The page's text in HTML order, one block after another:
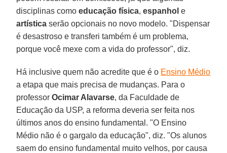
disciplinas comoeducação física,espanhol e
artística serão opcionais no novo modelo. "Dispensar
é desastroso e transferi também é um problema,
porque você mexe com a vida do professor", diz.
Há inclusive quem não acredite que é o Ensino Médio
a etapa que mais precisa de mudanças. Para o
professorOcimar Alavarse, da Faculdade de
Educação da USP, a reforma deveria ser feita nos
últimos anos do ensino fundamental. "O Ensino
Médio não é o gargalo da educação", diz. "Os alunos
saem do ensino fundamental muito velhos, por causa